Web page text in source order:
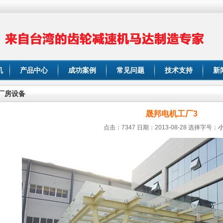
产品中心 成功案例 常见问题 技术支持 新
房设备
晟邦电机工厂3
点击：7347 日期：2013-08-28 选择字号：